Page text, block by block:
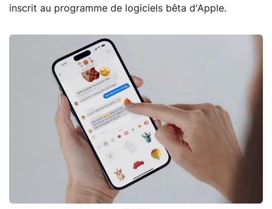
inscrit au programme de logiciels bêta d'Apple.